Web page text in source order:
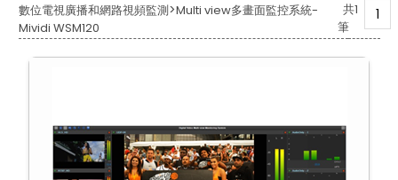
數位電視廣播和網路視頻監測>Multi view多畫面監控系統-
Mividi WSM120
共1
筆
1